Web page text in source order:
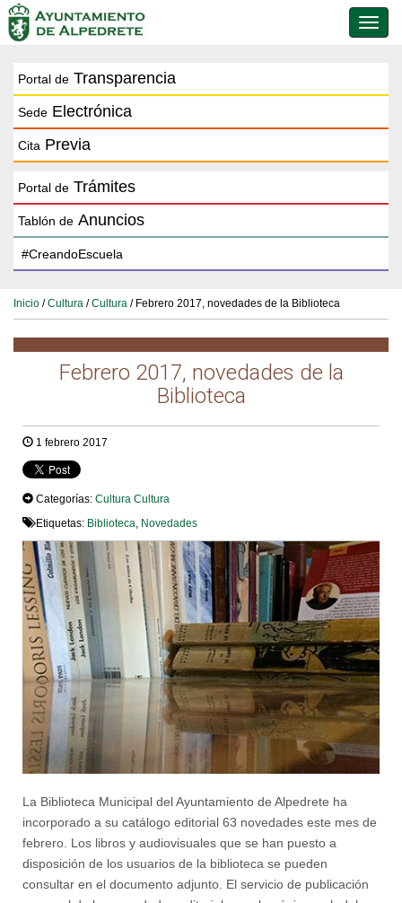
de
Portal de Transparencia
Sede Electrónica
Cita Previa
Portal de Trámites
Tablón de Anuncios
Inicio /Cultura /Cultura / Febrero 2017, novedades de la Biblioteca
Febrero 2017, novedades de la
Biblioteca
1 febrero 2017
Categorías: Cultura Cultura
Etiquetas: Biblioteca Novedades
La Biblioteca Municipal del Ayuntamiento de Alpedrete ha
incorporado a su catálogo editorial 63 novedades este mes de
febrero. Los libros y audiovisuales que se han puesto a
disposición de los usuarios de la biblioteca se pueden
consultar en el documento adjunto. El servicio de publicación